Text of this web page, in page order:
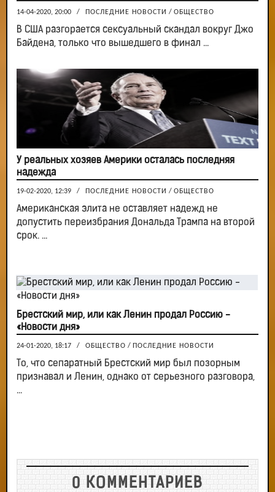
14-04-2020, 20:00 / ПОСЛЕДНИЕ НОВОСТИ / ОБЩЕСТВО
В США разгорается сексуальный скандал вокруг Джо
Байдена, только что вышедшего в финал ...
У реальных хозяев Америки осталась последняя
надежда
19-02-2020, 12:39 / ПОСЛЕДНИЕ НОВОСТИ / ОБЩЕСТВО
Американская элита не оставляет надежд не
допустить переизбрания Дональда Трампа на второй
срок. ...
Брестский мир, или как Ленин продал Россию -
«Новости дня»
24-01-2020, 18:17 / ОБЩЕСТВО / ПОСЛЕДНИЕ НОВОСТИ
То, что сепаратный Брестский мир был позорным
признавал и Ленин, однако от серьезного разговора,
...
0 КОММЕНТАРИЕВ